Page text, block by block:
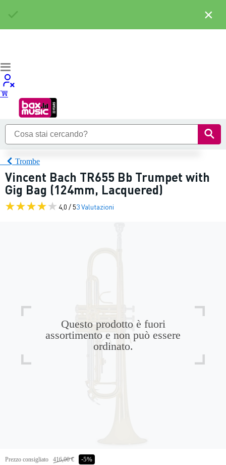
Trombe
Vincent Bach TR655 Bb Trumpet with
Gig Bag (124mm, Lacquered)
4,0 / 53 Valutazioni
Questo prodotto è fuori
assortimento e non può essere
ordinato.
Prezzo consigliato 416,00 € -5%
×